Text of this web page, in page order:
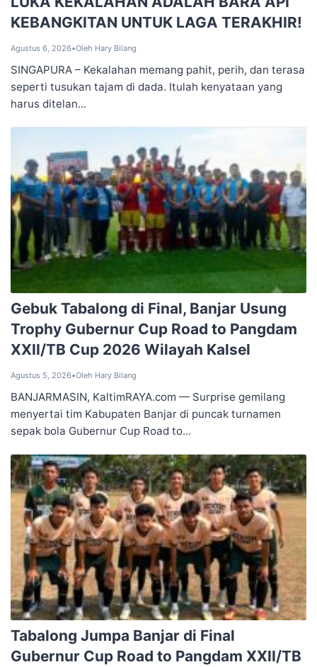
KEBANGKITAN UNTUK LAGA TERAKHIR!
Agustus 6, 2026•Oleh Hary Bilang
SINGAPURA – Kekalahan memang pahit, perih, dan terasa
seperti tusukan tajam di dada. Itulah kenyataan yang
harus ditelan...
Gebuk Tabalong di Final, ‎Banjar Usung
Trophy Gubernur ‎Cup Road to Pangdam
XXII/TB ‎Cup 2026 Wilayah Kalsel
Agustus 5, 2026•Oleh Hary Bilang
BANJARMASIN, KaltimRAYA.com — Surprise gemilang
menyertai tim Kabupaten Banjar di puncak turnamen
sepak bola Gubernur Cup Road to...
Tabalong ‎Jumpa Banjar di Final
Gubernur ‎Cup Road to Pangdam XXII/TB